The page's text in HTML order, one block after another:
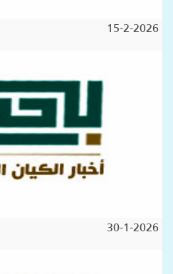
15-2-2026
30-1-2026